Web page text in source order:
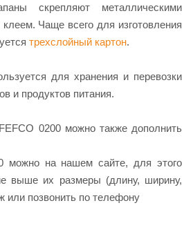
скрепляют металлическими
Чаще всего для изготовления
трехслойный картон.
для хранения и перевозки
и продуктов питания.
0200 можно также дополнить
можно на нашем сайте, для этого
выше их размеры (длину, ширину,
или позвонить по телефону